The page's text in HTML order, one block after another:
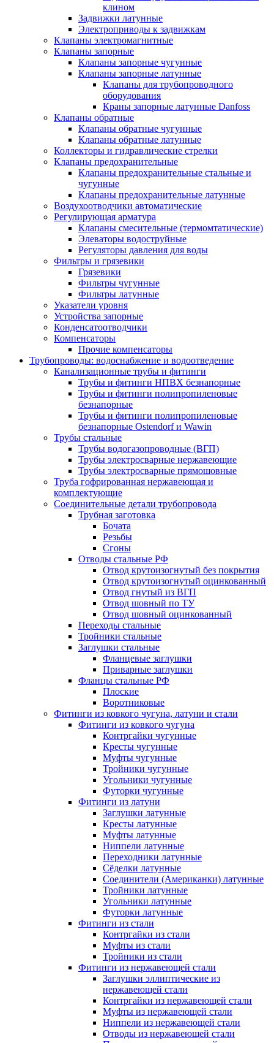
клином
Задвижки латунные
Электроприводы к задвижкам
Клапаны электромагнитные
Клапаны запорные
Клапаны запорные чугунные
Клапаны запорные латунные
Клапаны для трубопроводного
оборудования
Краны запорные латунные Danfoss
Клапаны обратные
Клапаны обратные чугунные
Клапаны обратные латунные
Коллекторы и гидравлические стрелки
Клапаны предохранительные
Клапаны предохранительные стальные и
чугунные
Клапаны предохранительные латунные
Воздухоотводчики автоматические
Регулирующая арматура
Клапаны смесительные (термомтатические)
Элеваторы водоструйные
Регуляторы давления для воды
Фильтры и грязевики
Грязевики
Фильтры чугунные
Фильтры латунные
Указатели уровня
Устройства запорные
Конденсатоотводчики
Компенсаторы
Прочие компенсаторы
Трубопроводы: водоснабжение и водоотведение
Канализационные трубы и фитинги
Трубы и фитинги НПВХ безнапорные
Трубы и фитинги полипропиленовые
безнапорные
Трубы и фитинги полипропиленовые
безнапорные Ostendorf и Wawin
Трубы стальные
Трубы водогазопроводные (ВГП)
Трубы электросварные нержавеющие
Трубы электросварные прямошовные
Труба гофрированная нержавеющая и
комплектующие
Соединительные детали трубопровода
Трубная заготовка
Бочата
Резьбы
Сгоны
Отводы стальные РФ
Отвод крутоизогнутый без покрытия
Отвод крутоизогнутый оцинкованный
Отвод гнутый из ВГП
Отвод шовный по ТУ
Отвод шовный оцинкованный
Переходы стальные
Тройники стальные
Заглушки стальные
Фланцевые заглушки
Приварные заглушки
Фланцы стальные РФ
Плоские
Воротниковые
Фитинги из ковкого чугуна, латуни и стали
Фитинги из ковкого чугуна
Контргайки чугунные
Кресты чугунные
Муфты чугунные
Тройники чугунные
Угольники чугунные
Футорки чугунные
Фитинги из латуни
Заглушки латунные
Кресты латунные
Муфты латунные
Ниппели латунные
Переходники латунные
Сёделки латунные
Соединители (Американки) латунные
Тройники латунные
Угольники латунные
Футорки латунные
Фитинги из стали
Контргайки из стали
Муфты из стали
Тройники из стали
Фитинги из нержавеющей стали
Заглушки эллиптические из
нержавеющей стали
Контргайки из нержавеющей стали
Муфты из нержавеющей стали
Ниппели из нержавеющей стали
Отводы из нержавеющей стали